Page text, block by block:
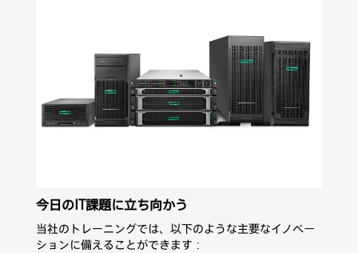
今日のIT課題に立ち向かう
当社のトレーニングでは、以下のような主要なイノベー
ションに備えることができます：